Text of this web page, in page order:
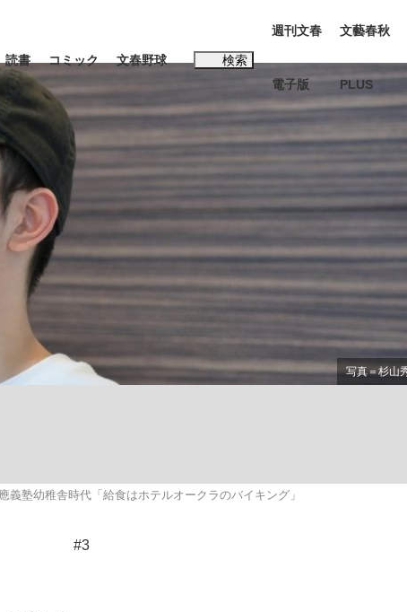
インタビュー 読書
田圭佑が初めて明かした日本代表監督に...
K-POPアイドルたち
読書 コミック 文春野球 検索
#松田聖子
週刊文春
電子版
文藝春秋
PLUS
義塾幼稚舎時代「給食はホテルオークラのバイキング」
#3